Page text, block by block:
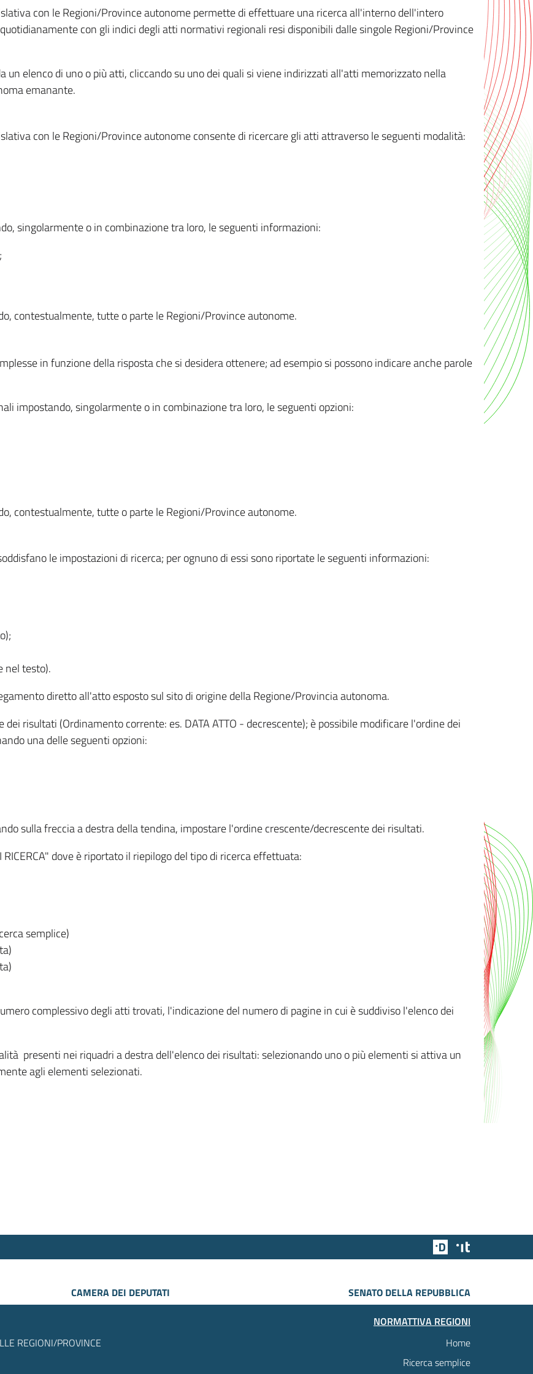
con le Regioni/Province autonome permette di effettuare una ricerca all'interno dell'intero
con gli indici degli atti normativi regionali resi disponibili dalle singole Regioni/Province
elenco di uno o più atti, cliccando su uno dei quali si viene indirizzati all'atti memorizzato nella
emanante.
con le Regioni/Province autonome consente di ricercare gli atti attraverso le seguenti modalità:
singolarmente o in combinazione tra loro, le seguenti informazioni:
contestualmente, tutte o parte le Regioni/Province autonome.
in funzione della risposta che si desidera ottenere; ad esempio si possono indicare anche parole
impostando, singolarmente o in combinazione tra loro, le seguenti opzioni:
contestualmente, tutte o parte le Regioni/Province autonome.
le impostazioni di ricerca; per ognuno di essi sono riportate le seguenti informazioni:
nel testo).
diretto all'atto esposto sul sito di origine della Regione/Provincia autonoma.
risultati (Ordinamento corrente: es. DATA ATTO - decrescente); è possibile modificare l'ordine dei
una delle seguenti opzioni:
sulla freccia a destra della tendina, impostare l'ordine crescente/decrescente dei risultati.
dove è riportato il riepilogo del tipo di ricerca effettuata:
semplice)
complessivo degli atti trovati, l'indicazione del numero di pagine in cui è suddiviso l'elenco dei
presenti nei riquadri a destra dell'elenco dei risultati: selezionando uno o più elementi si attiva un
agli elementi selezionati.
Team Digitale
CAMERA DEI DEPUTATI
SENATO DELLA REPUBBLICA
REGIONI/PROVINCE
NORMATTIVA REGIONI
Home
Ricerca semplice